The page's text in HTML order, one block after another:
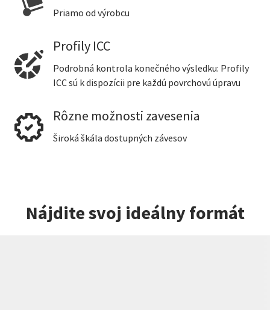
Priamo od výrobcu
Profily ICC
Podrobná kontrola konečného výsledku: Profily
ICC sú k dispozícii pre každú povrchovú úpravu
Rôzne možnosti zavesenia
Široká škála dostupných závesov
Nájdite svoj ideálny formát